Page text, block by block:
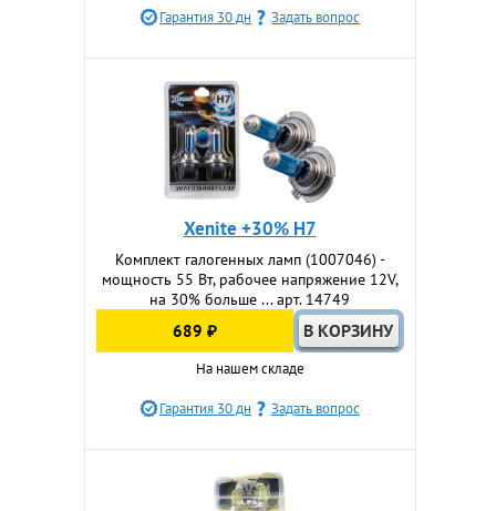
Гарантия 30 дн Задать вопрос
Xenite +30% H7
Комплект галогенных ламп (1007046) -
мощность 55 Вт, рабочее напряжение 12V,
на 30% больше ... арт. 14749
689 ₽
На нашем складе
Гарантия 30 дн Задать вопрос